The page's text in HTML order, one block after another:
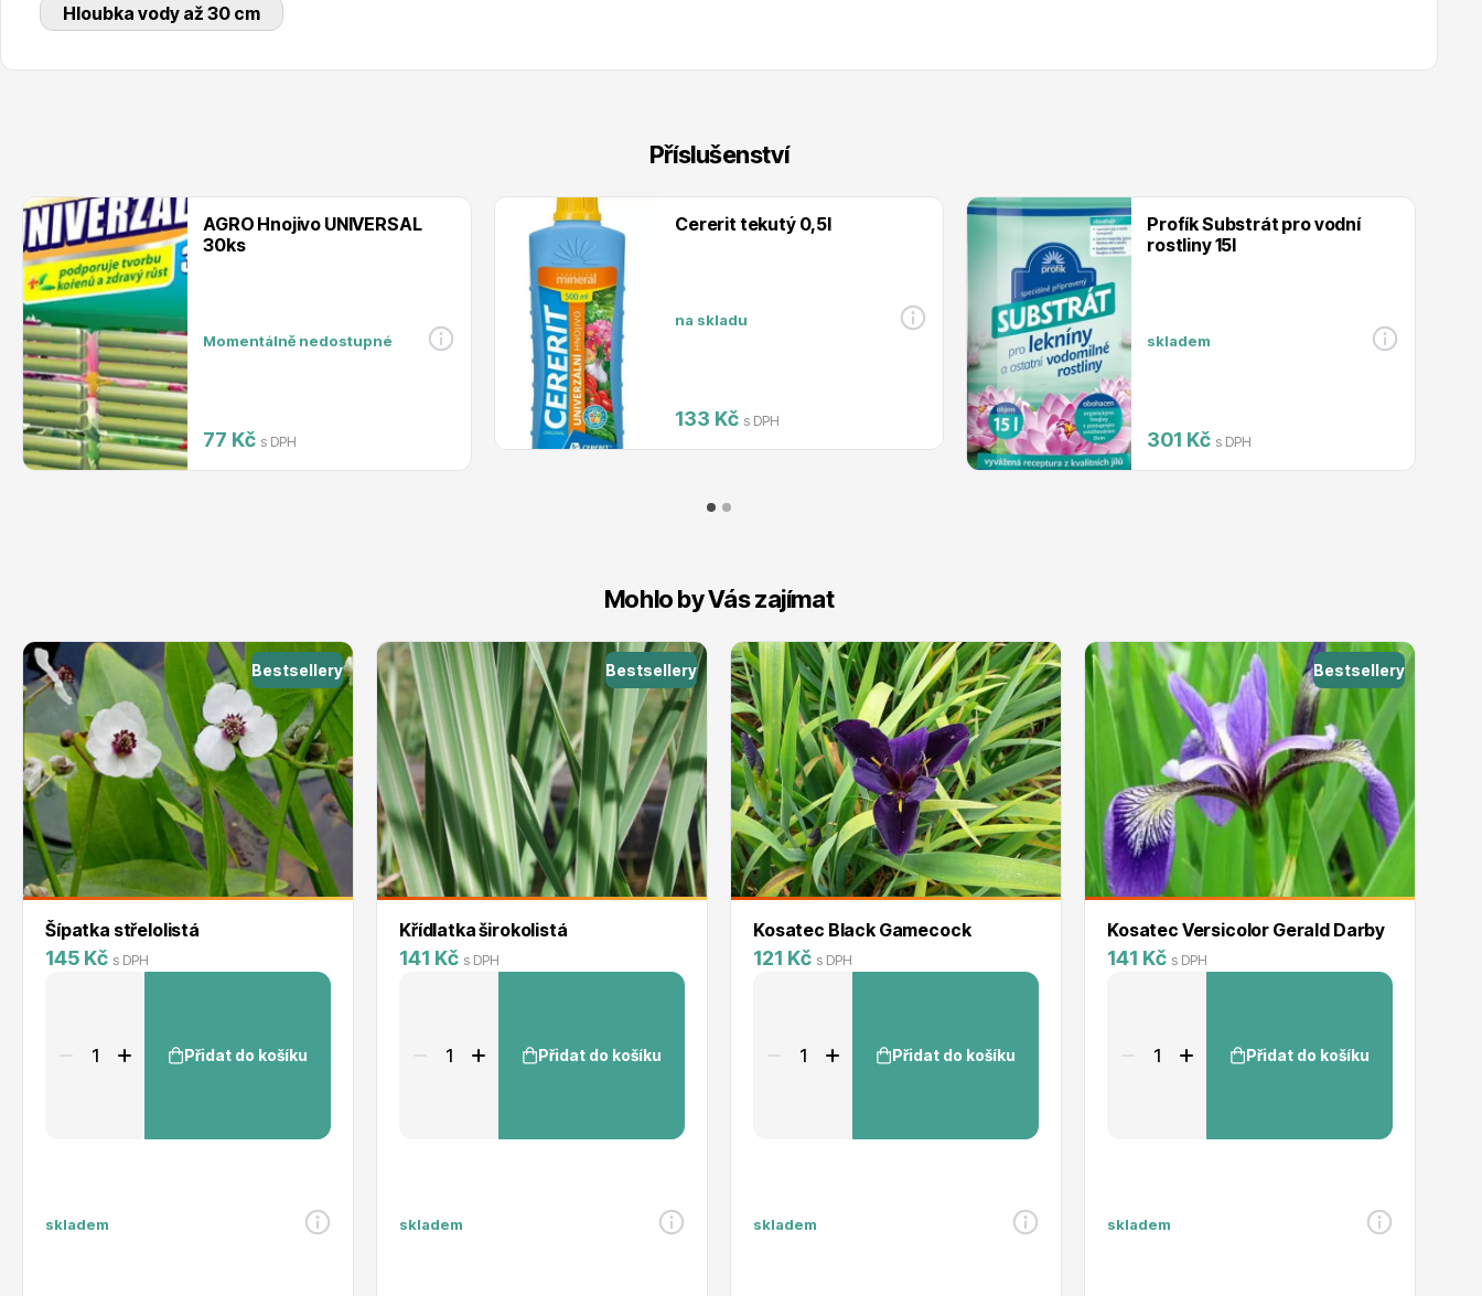
Hloubka vody až 30 cm
Příslušenství
AGRO Hnojivo UNIVERSAL
30ks
Momentálně nedostupné
77 Kč s DPH
Cererit tekutý 0,5l
na skladu
133 Kč s DPH
Profík Substrát pro vodní
rostliny 15l
skladem
301 Kč s DPH
Mohlo by Vás zajímat
Bestsellery
Šípatka střelolistá
145 Kč s DPH
Přidat do košíku
skladem
Bestsellery
Křídlatka širokolistá
141 Kč s DPH
Přidat do košíku
skladem
Kosatec Black Gamecock
121 Kč s DPH
Přidat do košíku
skladem
Bestsellery
Kosatec Versicolor Gerald Darby
141 Kč s DPH
Přidat do košíku
skladem